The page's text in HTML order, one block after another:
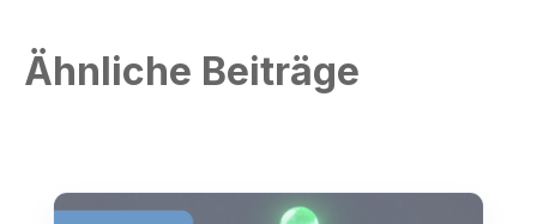
Ähnliche Beiträge